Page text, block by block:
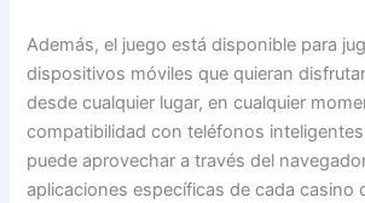
Además, el juego está disponible para
dispositivos móviles que quieran
desde cualquier lugar, en cualquier
compatibilidad con teléfonos
puede aprovechar a través del
aplicaciones específicas de cada casino